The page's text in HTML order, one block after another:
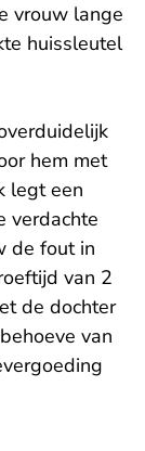
vrouw lange
huissleutel
hem met
legt een
verdachte
de fout in
van 2
de dochter
van